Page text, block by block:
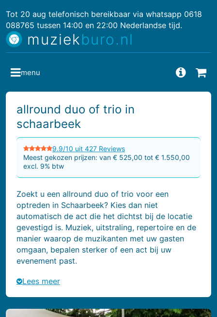
Tot 20 aug telefonisch bereikbaar via whatsapp 0618
088765 tussen 14:00 en 22:00 Nederlandse tijd.
muziekburo.nl
allround duo of trio in
schaarbeek
9.9/10 uit 427 Reviews
Meest gekozen prijzen: van € 525,00 tot € 1.550,00
excl. 9% btw
Zoekt u een allround duo of trio voor een
optreden in Schaarbeek? Kies dan niet
automatisch de act die het dichtst bij de locatie
gevestigd is. Muziek, uitstraling, repertoire en de
manier waarop de muzikanten met uw gasten
omgaan, bepalen sterker of een act bij uw
evenement past.
Lees meer
menu